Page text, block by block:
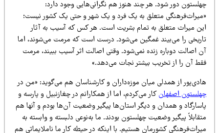
دور شود. هر چند هنوز هم نگرانی‌هایی وجود دارد:
متعلق به یک فرد و یک شهر و حتی یک کشور نیست؛
میراث متعلق به تمام بشریت است. هر کس که آسیب به آثار
را می‌بیند غمگین می‌شود. درست است که مرمت می‌شوند، اما
اصالت دوباره زنده نمی‌شود. وقتی اصالت اثر آسیب ببیند، مرمت
آن را از تخریب بیشتر نجات می‌دهد.»
از همدلی میان موزه‌داران و کارشناسان هم می‌گوید: «من در
اصفهانکار می‌کردم، اما از همکارانم در چغازنبیل و پارسه و
و همدان و دیگر استان‌ها پیگیر وضعیت آن‌ها بودم و آنها هم
پیگیر وضعیت چهلستون بودند. ما به‌نوعی دلبسته و وابسته به
کشورمان هستیم. با اینکه در حیطه کار ما ناملایماتی هم